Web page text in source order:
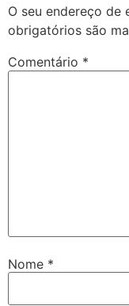
O seu endereço de
obrigatórios são
Comentário *
Nome *